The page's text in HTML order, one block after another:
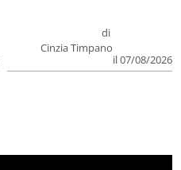
di
Cinzia Timpano
il 07/08/2026